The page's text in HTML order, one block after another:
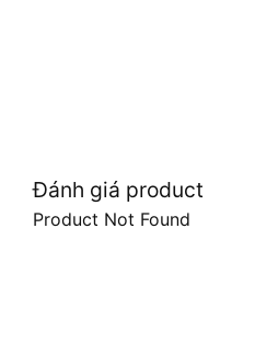
Đánh giá product
Product Not Found